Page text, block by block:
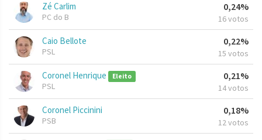
Zé Carlim
PC do B
0,24%
16 votos
Caio Bellote
PSL
0,22%
15 votos
Coronel Henrique Eleito
PSL
0,21%
14 votos
Coronel Piccinini
PSB
0,18%
12 votos